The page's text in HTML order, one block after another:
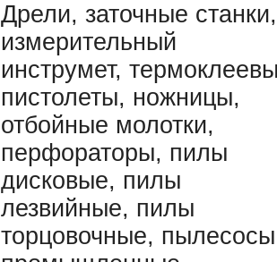
Дрели, заточные станки,
измерительный
инструмет,
пистолеты, ножницы,
отбойные молотки,
перфораторы, пилы
дисковые, пилы
лезвийные, пилы
торцовочные, пылесосы